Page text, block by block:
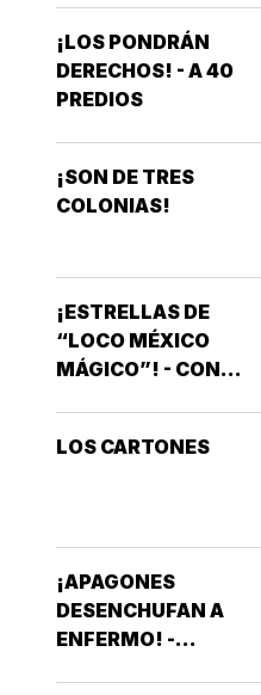
¡LOS PONDRÁN
DERECHOS! - A 40
PREDIOS
¡SON DE TRES
COLONIAS!
¡ESTRELLAS DE
“LOCO MÉXICO
MÁGICO”! - CON
LOS CARTONES
¡APAGONES
DESENCHUFAN A
ENFERMO! -